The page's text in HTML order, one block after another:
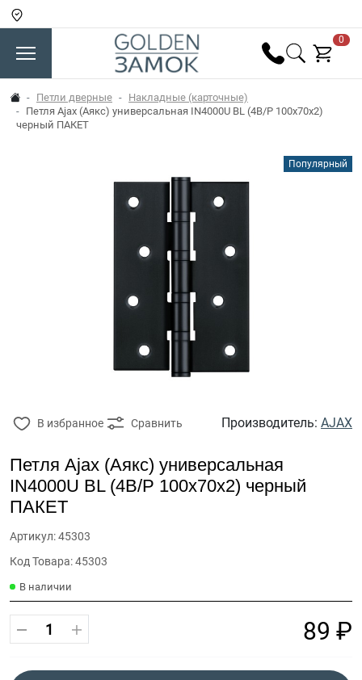
0
Петли дверные
Накладные (карточные)
Петля Ajax (Аякс) универсальная IN4000U BL (4B/P 100x70x2)
черный ПАКЕТ
Популярный
В избранное Сравнить Производитель: AJAX
Петля Ajax (Аякс) универсальная
IN4000U BL (4B/P 100x70x2) черный
ПАКЕТ
Артикул: 45303
Код Товара: 45303
В наличии
89 ₽